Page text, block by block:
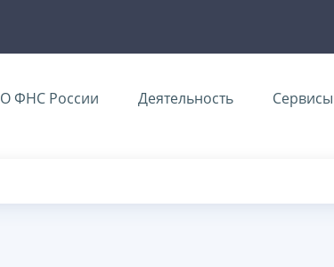
О ФНС России Деятельность Сервисы